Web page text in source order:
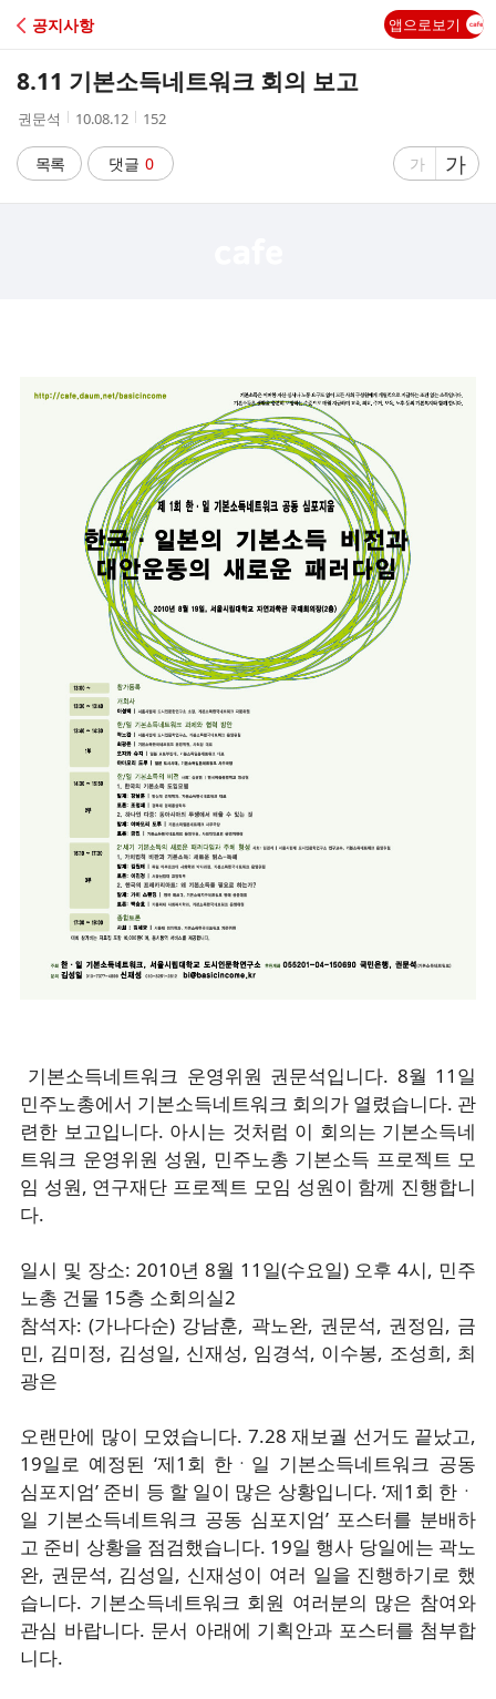
C
A
공지사항 앱으로보기
8.11 기본소득네트워크 회의 보고
작
자
권문석
작
시
간
10.08.12
조
수
152
목록 댓글 0
글
가
글
자
가
기본소득네트워크 운영위원 권문석입니다. 8월 11일
민주노총에서 기본소득네트워크 회의가 열렸습니다. 관
련한 보고입니다. 아시는 것처럼 이 회의는 기본소득네
트워크 운영위원 성원, 민주노총 기본소득 프로젝트 모
임 성원, 연구재단 프로젝트 모임 성원이 함께 진행합니
다.
일시 및 장소: 2010년 8월 11일(수요일) 오후 4시, 민주
노총 건물 15층 소회의실2
참석자: (가나다순) 강남훈, 곽노완, 권문석, 권정임, 금
민, 김미정, 김성일, 신재성, 임경석, 이수봉, 조성희, 최
광은
오랜만에 많이 모였습니다. 7.28 재보궐 선거도 끝났고,
19일로 예정된 ‘제1회 한ㆍ일 기본소득네트워크 공동
심포지엄’ 준비 등 할 일이 많은 상황입니다. ‘제1회 한ㆍ
일 기본소득네트워크 공동 심포지엄’ 포스터를 분배하
고 준비 상황을 점검했습니다. 19일 행사 당일에는 곽노
완, 권문석, 김성일, 신재성이 여러 일을 진행하기로 했
습니다. 기본소득네트워크 회원 여러분의 많은 참여와
관심 바랍니다. 문서 아래에 기획안과 포스터를 첨부합
니다.